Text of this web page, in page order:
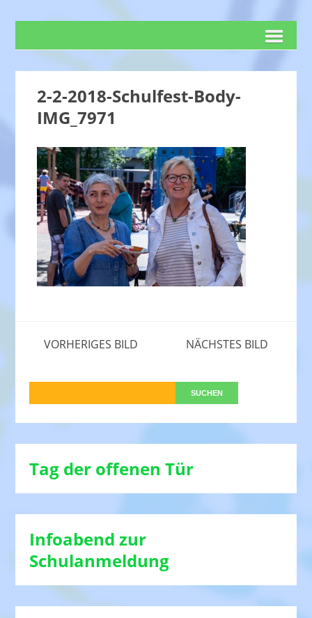
2-2-2018-Schulfest-Body-
IMG_7971
VORHERIGES BILD NÄCHSTES BILD
Tag der offenen Tür
Infoabend zur
Schulanmeldung